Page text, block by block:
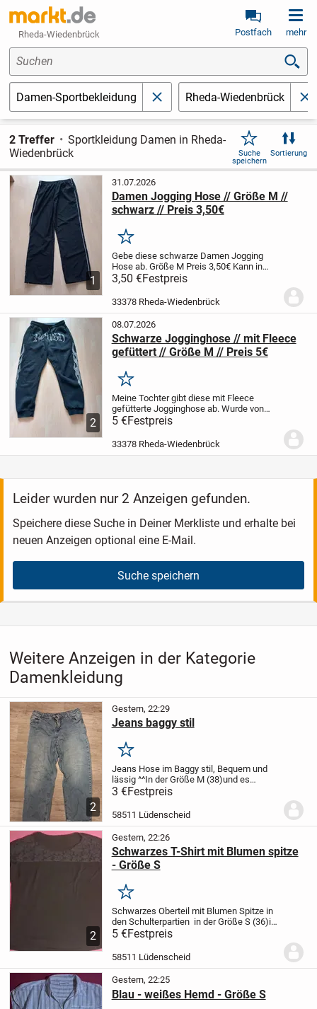
Rheda-Wiedenbrück Postfach mehr
Suchen
Damen-Sportbekleidung schließenRheda-Wiedenbrück
2 Treffer
Sportkleidung Damen in Rheda-
Wiedenbrück
Suche
speichern
Sortierung
1
31.07.2026
Damen Jogging Hose // Größe M //
schwarz // Preis 3,50€
Merken
Gebe diese schwarze Damen Jogging
Hose ab. Größe M Preis 3,50€ Kann in
33378 Wiedenbrück abgeholt werden. Nur
Selbstabholung - kein Versand
oder Interesse zu diesem Artikel schreibt
3,50 €Festpreis
33378 Rheda-Wiedenbrück
2
08.07.2026
Schwarze Jogginghose // mit Fleece
gefüttert // Größe M // Preis 5€
Merken
Meine Tochter gibt diese mit Fleece
gefütterte Jogginghose ab. Wurde von
uns neu gekauft, und eine Zeitlang gerne
getragen, jetzt gefällt sie nicht mehr.
Größe MPreis 5€Kann in 33378
5 €Festpreis
33378 Rheda-Wiedenbrück
Leider wurden nur 2 Anzeigen gefunden.
Speichere diese Suche in Deiner Merkliste und erhalte bei
neuen Anzeigen optional eine E-Mail.
Suche speichern
Weitere Anzeigen in der Kategorie
Damenkleidung
2
Gestern, 22:29
Jeans baggy stil
Merken
Jeans Hose im Baggy stil, Bequem und
lässig ^^In der Größe M (38)und es
handelt sich um eine Blue Jeans
Fragen gerne melden
3 €Festpreis
58511 Lüdenscheid
2
Gestern, 22:26
Schwarzes T-Shirt mit Blumen spitze
- Größe S
Merken
Schwarzes Oberteil mit Blumen Spitze in
den Schulterpartien in der Größe S (36)in
der Farbe Schwarz
5 €Festpreis
58511 Lüdenscheid
Gestern, 22:25
Blau - weißes Hemd - Größe S